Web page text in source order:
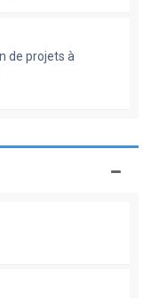
de projets à